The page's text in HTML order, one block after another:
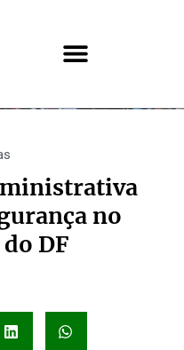
no
DF